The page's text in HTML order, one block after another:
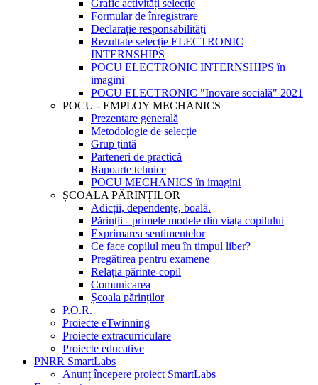
Grafic activități selecție
Formular de înregistrare
Declarație responsabilități
Rezultate selecție ELECTRONIC
INTERNSHIPS
POCU ELECTRONIC INTERNSHIPS în
imagini
POCU ELECTRONIC "Inovare socială" 2021
POCU - EMPLOY MECHANICS
Prezentare generală
Metodologie de selecție
Grup țintă
Parteneri de practică
Rapoarte tehnice
POCU MECHANICS în imagini
ȘCOALA PĂRINȚILOR
Adicții, dependențe, boală.
Părinții - primele modele din viața copilului
Exprimarea sentimentelor
Ce face copilul meu în timpul liber?
Pregătirea pentru examene
Relația părinte-copil
Comunicarea
Școala părinților
P.O.R.
Proiecte eTwinning
Proiecte extracurriculare
Proiecte educative
PNRR SmartLabs
Anunț începere proiect SmartLabs